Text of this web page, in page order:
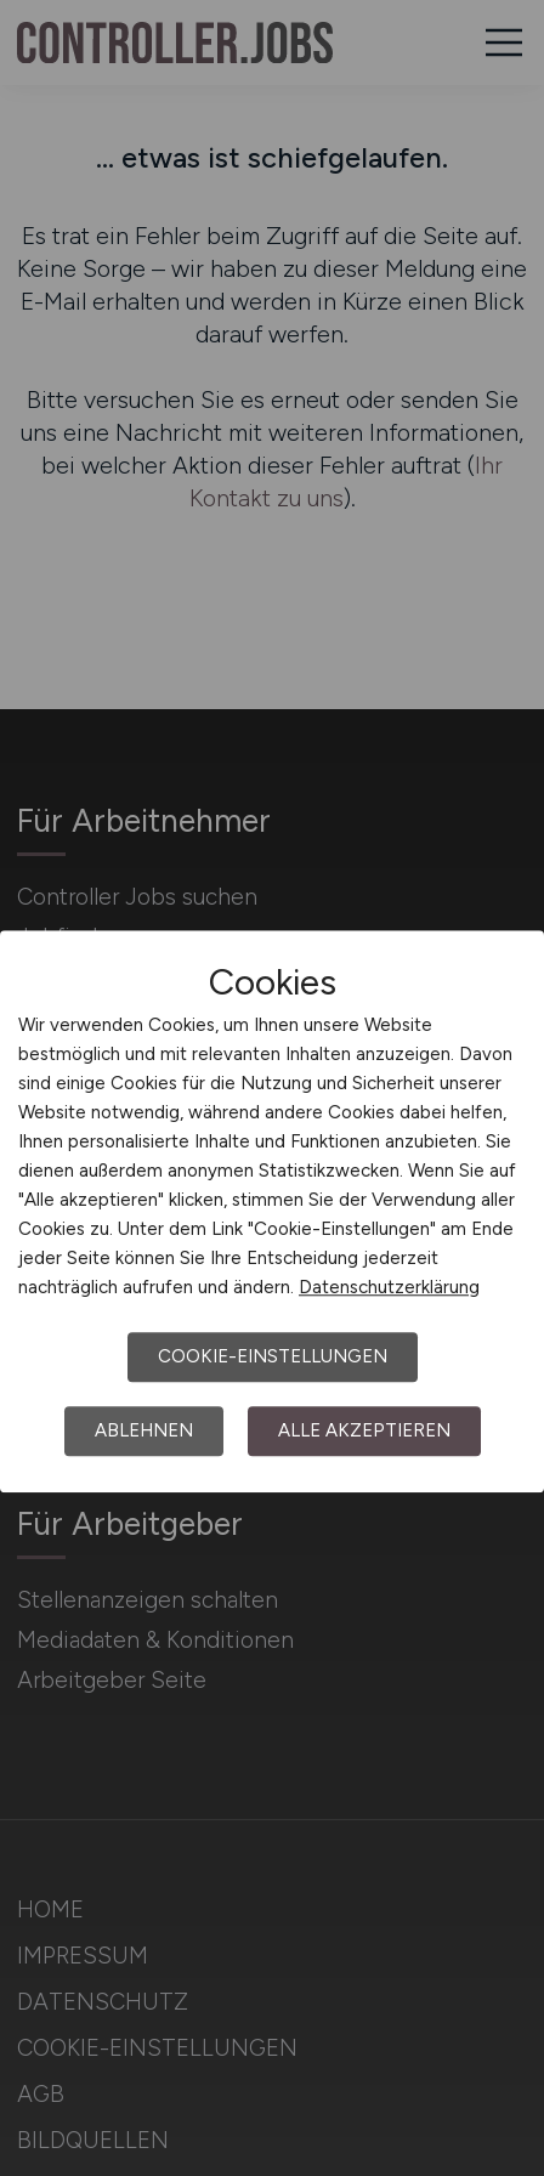
... etwas ist schiefgelaufen.
Es trat ein Fehler beim Zugriff auf die Seite auf.
Keine Sorge – wir haben zu dieser Meldung eine
E-Mail erhalten und werden in Kürze einen Blick
darauf werfen.
Bitte versuchen Sie es erneut oder senden Sie
uns eine Nachricht mit weiteren Informationen,
bei welcher Aktion dieser Fehler auftrat (Ihr
Kontakt zu uns).
Für Arbeitnehmer
Controller Jobs suchen
Jobfinder
Arbeitnehmer Registrierung
Social Media & Networks
Gleichberechtigung & Vielfalt
Für Arbeitgeber
Stellenanzeigen schalten
Mediadaten & Konditionen
Arbeitgeber Seite
Arbeitgeber Kontakt
Karrierenetzwerk
HOME
IMPRESSUM
DATENSCHUTZ
COOKIE-EINSTELLUNGEN
AGB
BILDQUELLEN
Cookies
Wir verwenden Cookies, um Ihnen unsere Website
bestmöglich und mit relevanten Inhalten anzuzeigen. Davon
sind einige Cookies für die Nutzung und Sicherheit unserer
Website notwendig, während andere Cookies dabei helfen,
Ihnen personalisierte Inhalte und Funktionen anzubieten. Sie
dienen außerdem anonymen Statistikzwecken. Wenn Sie auf
"Alle akzeptieren" klicken, stimmen Sie der Verwendung aller
Cookies zu. Unter dem Link "Cookie-Einstellungen" am Ende
jeder Seite können Sie Ihre Entscheidung jederzeit
nachträglich aufrufen und ändern. Datenschutzerklärung
COOKIE-EINSTELLUNGEN
ABLEHNEN ALLE AKZEPTIEREN